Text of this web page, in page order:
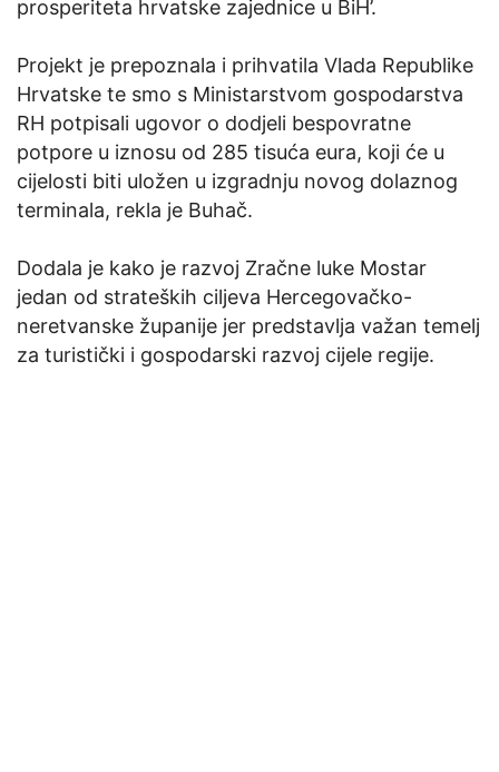
prosperiteta hrvatske zajednice u BiH’.
Projekt je prepoznala i prihvatila Vlada Republike
Hrvatske te smo s Ministarstvom gospodarstva
RH potpisali ugovor o dodjeli bespovratne
potpore u iznosu od 285 tisuća eura, koji će u
cijelosti biti uložen u izgradnju novog dolaznog
terminala, rekla je Buhač.
Dodala je kako je razvoj Zračne luke Mostar
jedan od strateških ciljeva Hercegovačko-
neretvanske županije jer predstavlja važan temelj
za turistički i gospodarski razvoj cijele regije.